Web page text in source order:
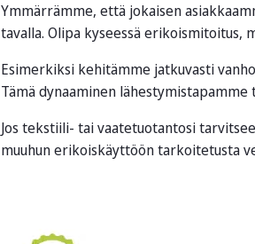
Ymmärrämme, että jokaisen
tavalla. Olipa kyseessä
Esimerkiksi kehitämme jatkuvasti
Tämä dynaaminen
Jos tekstiili- tai vaatetuotantosi
muuhun erikoiskäyttöön tarkoitetusta